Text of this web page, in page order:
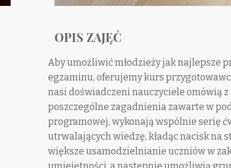
OPIS ZAJĘĆ
Aby umożliwić młodzieży jak najlepsze
egzaminu, oferujemy kurs
nasi doświadczeni nauczyciele omówią
poszczególne zagadnienia zawarte w
programowej, wykonają wspólnie serię
utrwalających wiedzę, kładąc nacisk na
większe usamodzielnianie uczniów w